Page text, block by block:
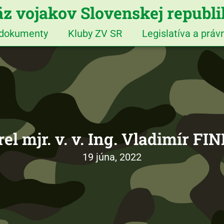
vojakov Slovenskej
Kluby ZV SR Legislatíva a
mjr. v. v. Ing. Vladimír
19 júna, 2022